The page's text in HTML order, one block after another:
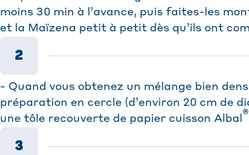
moins 30 min à l’avance, puis faites-les
et la Maïzena petit à petit dès qu’ils ont
2
- Quand vous obtenez un mélange bien
préparation en cercle (d’environ 20 cm de
une tôle recouverte de papier cuisson Albal ®
3